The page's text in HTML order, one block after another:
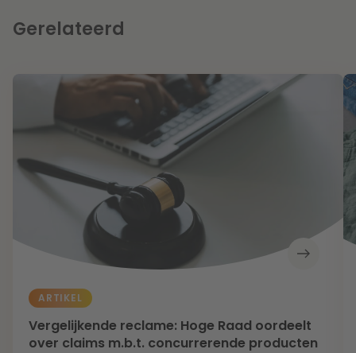
Gerelateerd
ARTIKEL
Vergelijkende reclame: Hoge Raad oordeelt
over claims m.b.t. concurrerende producten